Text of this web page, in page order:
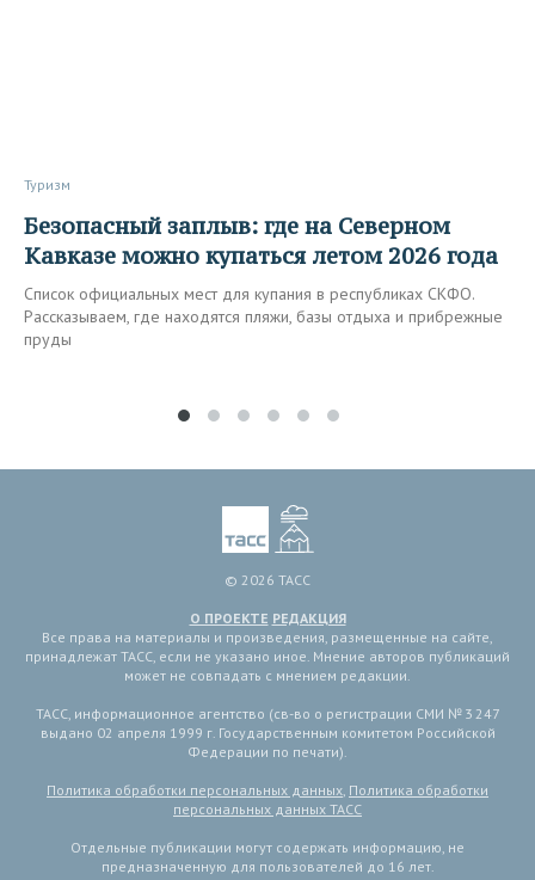
Туризм
Безопасный заплыв: где на Северном
Кавказе можно купаться летом 2026 года
Список официальных мест для купания в республиках СКФО.
Рассказываем, где находятся пляжи, базы отдыха и прибрежные
пруды
© 2026 ТАСС
О ПРОЕКТЕ РЕДАКЦИЯ
Все права на материалы и произведения, размещенные на сайте,
принадлежат ТАСС, если не указано иное. Мнение авторов публикаций
может не совпадать с мнением редакции.
ТАСС, информационное агентство (св-во о регистрации СМИ № 3 247
выдано 02 апреля 1999 г. Государственным комитетом Российской
Федерации по печати).
Политика обработки персональных данных, Политика обработки
персональных данных ТАСС
Отдельные публикации могут содержать информацию, не
предназначенную для пользователей до 16 лет.